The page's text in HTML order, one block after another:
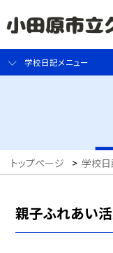
学校日記メニュー
トップページ > 学校
親子ふれあい活